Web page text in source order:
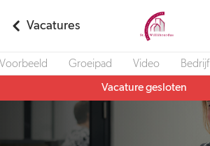
Vacatures
Voorbeeld Groeipad Video Bedrijf
Vacature gesloten